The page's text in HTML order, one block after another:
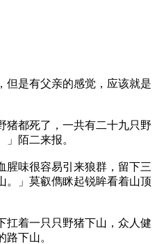
是有父亲的感觉，应该就是
都死了，一共有二十九只野
陌二来报。
味很容易引来狼群，留下三
。」莫叡儁眯起锐眸看着山顶
着一只只野猪下山，众人健
下山。